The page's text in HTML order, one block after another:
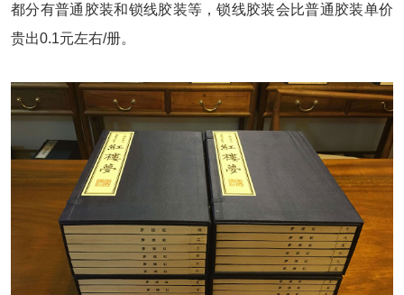
都分有普通胶装和锁线胶装等，锁线胶装会比普通胶装单价
贵出0.1元左右/册。